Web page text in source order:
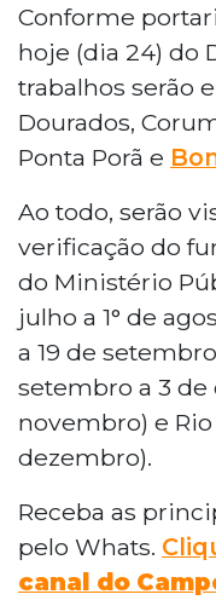
Conforme
hoje (dia 24) do
trabalhos serão
Dourados,
Ponta Porã e
Ao todo, serão
verificação do
do Ministério
julho a 1° de
a 19 de
setembro a 3 de
novembro) e
dezembro).
Receba as
pelo Whats.
canal do